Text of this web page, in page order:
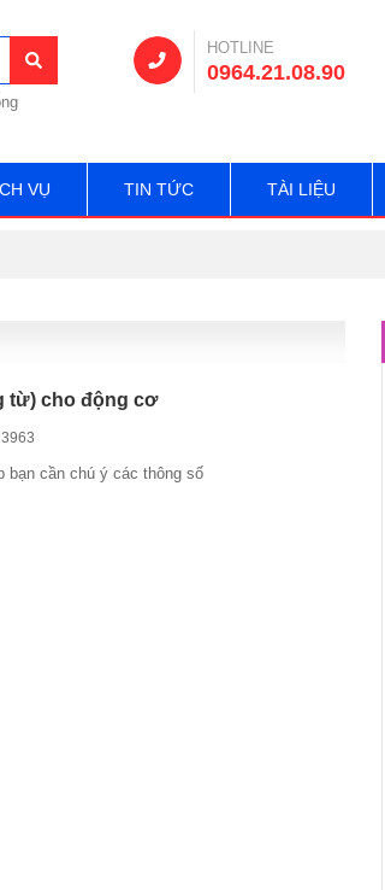
HOTLINE
0964.21.08.90
VỤ TIN TỨC TÀI LIỆU
từ) cho động cơ
bạn cần chú ý các thông số